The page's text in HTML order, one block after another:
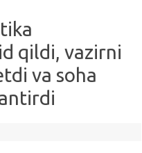
qildi, vazirni
va soha